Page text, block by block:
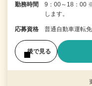
勤務時間
9：00～18：00
します。
応募資格 普通自動車運転免
後で見る